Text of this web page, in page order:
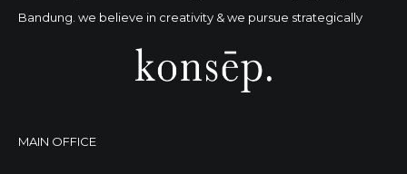
Bandung. we believe in creativity & we pursue strategically
MAIN OFFICE